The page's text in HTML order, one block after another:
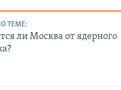
ТЕМЕ:
ли Москва от ядерного